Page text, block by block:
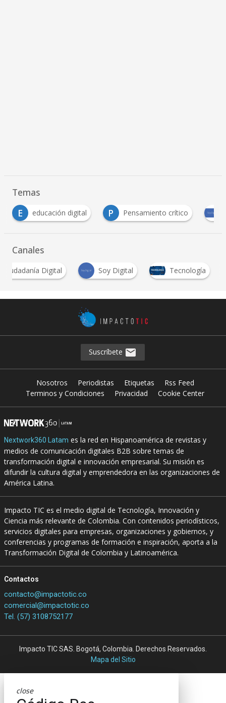
Temas
digital P Pensamiento crítico Soy Digital
Canales
Ciudadanía Digital Soy Digital Tecnología
Suscríbete
Nosotros Periodistas Etiquetas
Rss Feed
Terminos y Condiciones
Privacidad Cookie Center
Nextwork360 Latam es la red en Hispanoamérica de revistas y
medios de comunicación digitales B2B sobre temas de
transformación digital e innovación empresarial. Su misión es
difundir la cultura digital y emprendedora en las organizaciones de
América Latina.
Impacto TIC es el medio digital de Tecnología, Innovación y
Ciencia más relevante de Colombia. Con contenidos periodísticos,
servicios digitales para empresas, organizaciones y gobiernos, y
conferencias y programas de formación e inspiración, aporta a la
Transformación Digital de Colombia y Latinoamérica.
Contactos
contacto@impactotic.co
comercial@impactotic.co
Tel. (57) 3108752177
Impacto TIC SAS. Bogotá, Colombia. Derechos Reservados.
Mapa del Sitio
close